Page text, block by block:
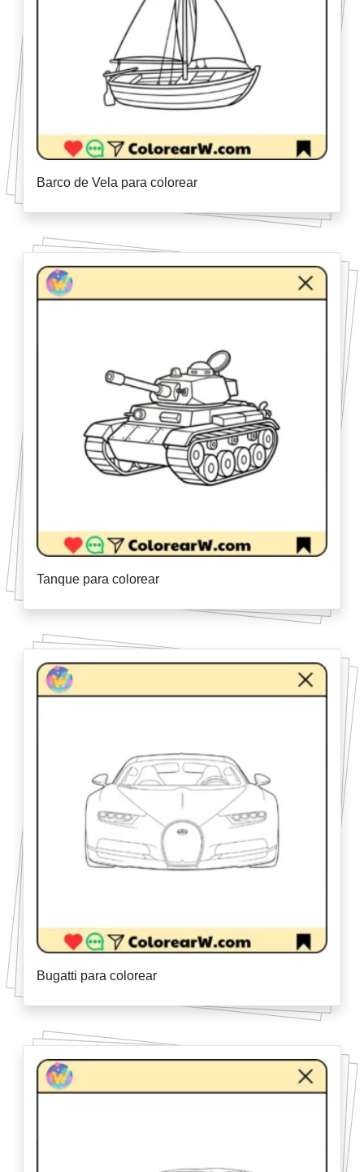
Barco de Vela para colorear
Tanque para colorear
Bugatti para colorear